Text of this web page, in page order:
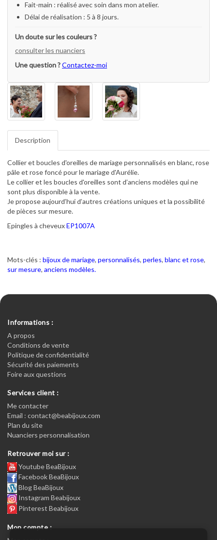
Fait-main : réalisé avec soin dans mon atelier.
Délai de réalisation : 5 à 8 jours.
Un doute sur les couleurs ?
consulter les nuanciers
Une question ?Contactez-moi
Description
Collier et boucles d'oreilles de mariage personnalisés en blanc, rose
pâle et rose foncé pour le mariage d'Aurélie.
Le collier et les boucles d'oreilles sont d’anciens modèles qui ne
sont plus disponible à la vente.
Je propose aujourd’hui d’autres créations uniques et la possibilité
de pièces sur mesure.
Epingles à cheveuxEP1007A
Mots-clés : bijoux de mariage, personnalisés, perles, blanc et rose,
sur mesure, anciens modèles.
Informations :
A propos
Conditions de vente
Politique de confidentialité
Sécurité des paiements
Foire aux questions
Services client :
Me contacter
Email : contact@beabijoux.com
Plan du site
Nuanciers personnalisation
Retrouver moi sur :
Youtube BeaBijoux
Facebook BeaBijoux
Blog BeaBijoux
Instagram Beabijoux
Pinterest Beabijoux
Mon compte :